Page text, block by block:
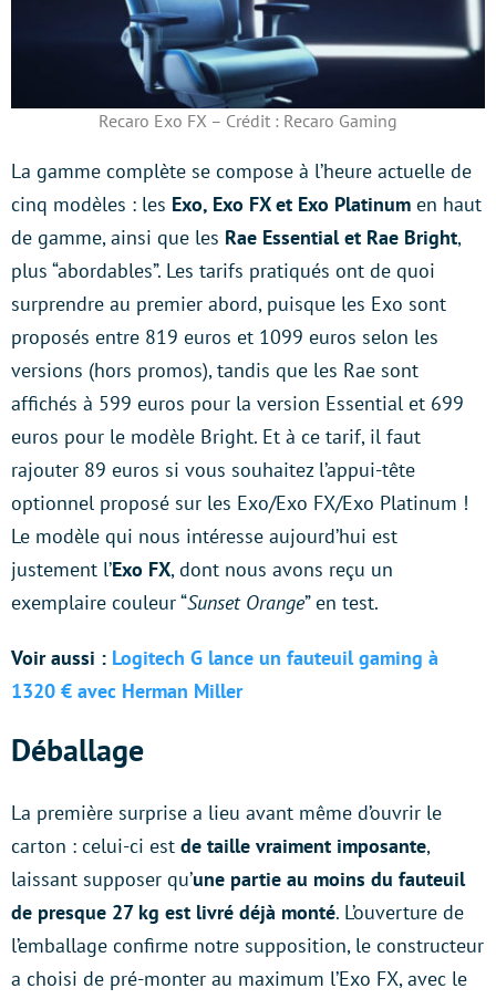
Recaro Exo FX – Crédit : Recaro Gaming
La gamme complète se compose à l’heure actuelle de
cinq modèles : les Exo, Exo FX et Exo Platinum en haut
de gamme, ainsi que les Rae Essential et Rae Bright,
plus “abordables”. Les tarifs pratiqués ont de quoi
surprendre au premier abord, puisque les Exo sont
proposés entre 819 euros et 1099 euros selon les
versions (hors promos), tandis que les Rae sont
affichés à 599 euros pour la version Essential et 699
euros pour le modèle Bright. Et à ce tarif, il faut
rajouter 89 euros si vous souhaitez l’appui-tête
optionnel proposé sur les Exo/Exo FX/Exo Platinum !
Le modèle qui nous intéresse aujourd’hui est
justement l’Exo FX, dont nous avons reçu un
exemplaire couleur “Sunset Orange” en test.
Voir aussi : Logitech G lance un fauteuil gaming à
1320 € avec Herman Miller
Déballage
La première surprise a lieu avant même d’ouvrir le
carton : celui-ci est de taille vraiment imposante,
laissant supposer qu’une partie au moins du fauteuil
de presque 27 kg est livré déjà monté. L’ouverture de
l’emballage confirme notre supposition, le constructeur
a choisi de pré-monter au maximum l’Exo FX, avec le